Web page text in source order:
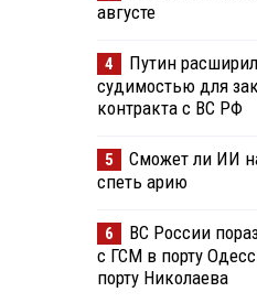
августе
4
Путин
судимостью для
контракта с ВС РФ
5
Сможет ли ИИ
спеть арию
6
ВС России
с ГСМ в порту
порту Николаева